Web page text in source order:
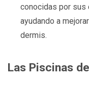
conocidas por
ayudando a
dermis.
Las Piscinas